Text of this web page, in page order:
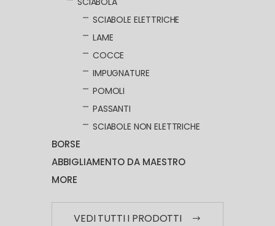
SCIABOLE ELETTRICHE
LAME
COCCE
IMPUGNATURE
POMOLI
PASSANTI
SCIABOLE NON ELETTRICHE
BORSE
ABBIGLIAMENTO DA MAESTRO
MORE
VEDI TUTTI I PRODOTTI